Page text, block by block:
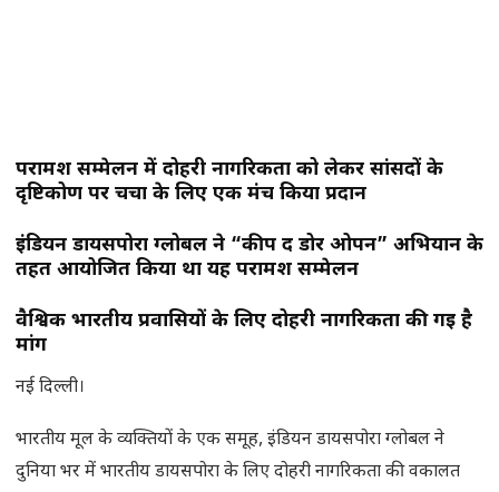
परामर्श सम्मेलन में दोहरी नागरिकता को लेकर सांसदों के
दृष्टिकोण पर चर्चा के लिए एक मंच किया प्रदान
इंडियन डायसपोरा ग्लोबल ने “कीप द डोर ओपन” अभियान के
तहत आयोजित किया था यह परामर्श सम्मेलन
वैश्विक भारतीय प्रवासियों के लिए दोहरी नागरिकता की गई है
मांग
नई दिल्ली।
भारतीय मूल के व्यक्तियों के एक समूह, इंडियन डायसपोरा ग्लोबल ने
दुनिया भर में भारतीय डायसपोरा के लिए दोहरी नागरिकता की वकालत